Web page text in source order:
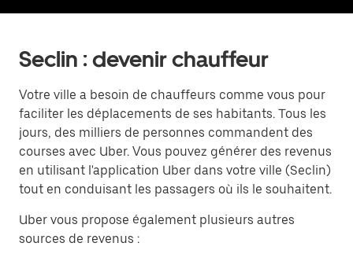
Seclin : devenir chauffeur
Votre ville a besoin de chauffeurs comme vous pour
faciliter les déplacements de ses habitants. Tous les
jours, des milliers de personnes commandent des
courses avec Uber. Vous pouvez générer des revenus
en utilisant l'application Uber dans votre ville (Seclin)
tout en conduisant les passagers où ils le souhaitent.
Uber vous propose également plusieurs autres
sources de revenus :